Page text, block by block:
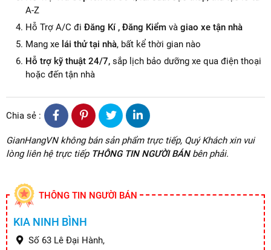
A-Z
Hỗ Trợ A/C đi Đăng Kí , Đăng Kiểm và giao xe tận nhà
Mang xe lái thử tại nhà, bất kể thời gian nào
Hỗ trợ kỹ thuật 24/7, sắp lịch bảo dưỡng xe qua điện thoại
hoặc đến tận nhà
Chia sẻ :
GianHangVN không bán sản phẩm trực tiếp, Quý Khách xin vui
lòng liên hệ trực tiếp THÔNG TIN NGƯỜI BÁNbên phải.
THÔNG TIN NGƯỜI BÁN
KIA NINH BÌNH
Số 63 Lê Đại Hành,